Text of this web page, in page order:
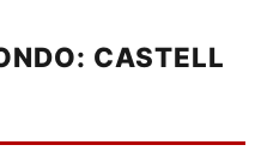
CASTELL